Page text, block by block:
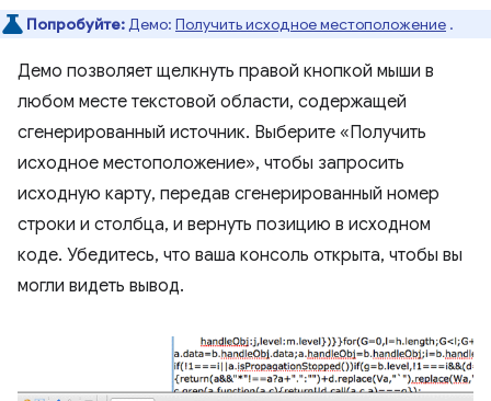
Попробуйте:Демо: Получить исходное местоположение .
Демо позволяет щелкнуть правой кнопкой мыши в
любом месте текстовой области, содержащей
сгенерированный источник. Выберите «Получить
исходное местоположение», чтобы запросить
исходную карту, передав сгенерированный номер
строки и столбца, и вернуть позицию в исходном
коде. Убедитесь, что ваша консоль открыта, чтобы вы
могли видеть вывод.